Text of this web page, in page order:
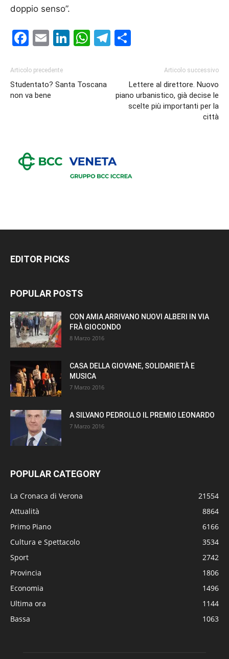
doppio senso”.
Facebook
EmailLinkedIn
WhatsApp
Telegram
Articolo precedente
Studentato? Santa Toscana
non va bene
Articolo successivo
Lettere al direttore. Nuovo
piano urbanistico, già decise le
scelte più importanti per la
città
EDITOR PICKS
POPULAR POSTS
CON AMIA ARRIVANO NUOVI ALBERI IN VIA
FRÀ GIOCONDO
8 Marzo 2016
CASA DELLA GIOVANE, SOLIDARIETÀ E
MUSICA
7 Marzo 2016
A SILVANO PEDROLLO IL PREMIO LEONARDO
7 Marzo 2016
POPULAR CATEGORY
La Cronaca di Verona
21554
Attualità
8864
Primo Piano
6166
Cultura e Spettacolo
3534
Sport
2742
Provincia
1806
Economia
1496
Ultima ora
1144
Bassa
1063